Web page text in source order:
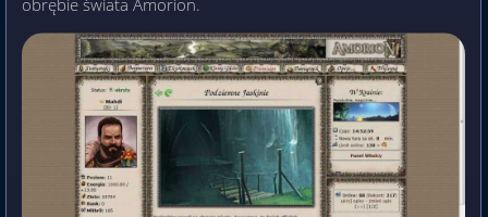
obrębie świata Amorion.